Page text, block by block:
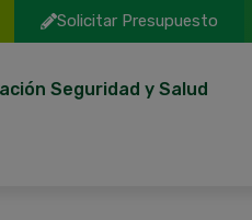
Solicitar Presupuesto
Seguridad y Salud